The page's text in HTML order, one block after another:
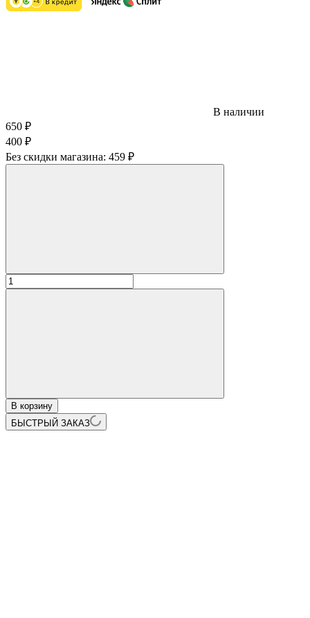
В наличии
650 ₽
400 ₽
Без скидки магазина: 459 ₽
В корзину
БЫСТРЫЙ ЗАКАЗ